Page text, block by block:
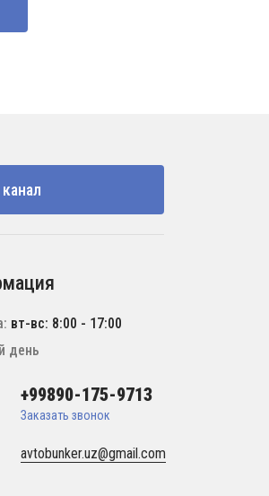
вт-вс: 8:00 - 17:00
день
+99890-175-9713
Заказать звонок
avtobunker.uz@gmail.com